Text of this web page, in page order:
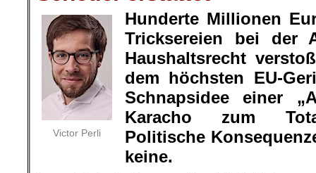
Victor Perli
Hunderte Millionen
Tricksereien bei der
Haushaltsrecht
dem höchsten EU-
Schnapsidee einer
Karacho zum
Politische
keine.